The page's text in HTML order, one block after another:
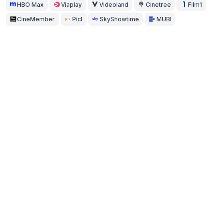
HBO Max Viaplay Videoland Cinetree Film1
CineMember Picl SkyShowtime MUBI